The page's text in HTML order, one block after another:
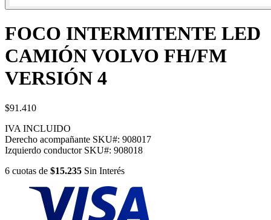
FOCO INTERMITENTE LED
CAMIÓN VOLVO FH/FM
VERSIÓN 4
$91.410
IVA INCLUIDO
Derecho acompañante SKU#: 908017
Izquierdo conductor SKU#: 908018
6 cuotas de $15.235 Sin Interés